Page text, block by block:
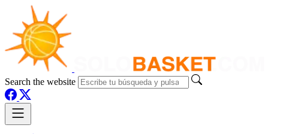
Search the website